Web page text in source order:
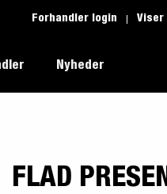
Forhandler login Viser
Produktguide -
Køreskole
1205 Limited Edition
Nyheder
FLAD